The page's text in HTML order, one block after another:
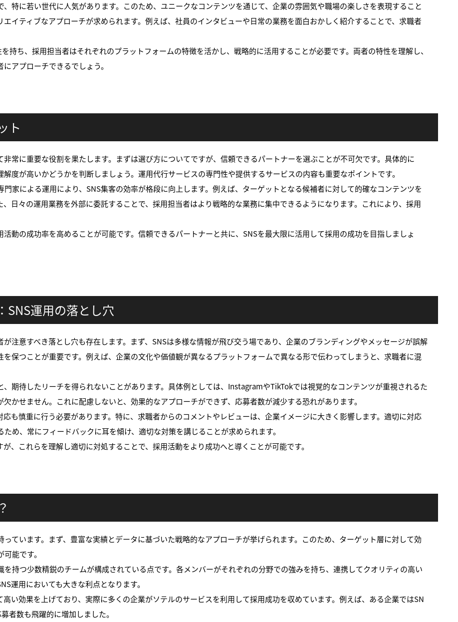
特に若い世代に人気があります。このため、ユニークなコンテンツを通じて、企業の雰囲気や職場の楽しさを表現すること
イティブなアプローチが求められます。例えば、社員のインタビューや日常の業務を面白おかしく紹介することで、求職者
持ち、採用担当者はそれぞれのプラットフォームの特徴を活かし、戦略的に活用することが必要です。両者の特性を理解し、
アプローチできるでしょう。
ト
常に重要な役割を果たします。まずは選び方についてですが、信頼できるパートナーを選ぶことが不可欠です。具体的に
度が高いかどうかを判断しましょう。運用代行サービスの専門性や提供するサービスの内容も重要なポイントです。
家による運用により、SNS集客の効率が格段に向上します。例えば、ターゲットとなる候補者に対して的確なコンテンツを
日々の運用業務を外部に委託することで、採用担当者はより戦略的な業務に集中できるようになります。これにより、採用
動の成功率を高めることが可能です。信頼できるパートナーと共に、SNSを最大限に活用して採用の成功を目指しましょ
SNS運用の落とし穴
注意すべき落とし穴も存在します。まず、SNSは多様な情報が飛び交う場であり、企業のブランディングやメッセージが誤解
保つことが重要です。例えば、企業の文化や価値観が異なるプラットフォームで異なる形で伝わってしまうと、求職者に混
期待したリーチを得られないことがあります。具体例としては、InstagramやTikTokでは視覚的なコンテンツが重視されるた
かせません。これに配慮しないと、効果的なアプローチができず、応募者数が減少する恐れがあります。
も慎重に行う必要があります。特に、求職者からのコメントやレビューは、企業イメージに大きく影響します。適切に対応
め、常にフィードバックに耳を傾け、適切な対策を講じることが求められます。
、これらを理解し適切に対処することで、採用活動をより成功へと導くことが可能です。
ています。まず、豊富な実績とデータに基づいた戦略的なアプローチが挙げられます。このため、ターゲット層に対して効
能です。
持つ少数精鋭のチームが構成されている点です。各メンバーがそれぞれの分野での強みを持ち、連携してクオリティの高い
運用においても大きな利点となります。
い効果を上げており、実際に多くの企業がソテルのサービスを利用して採用成功を収めています。例えば、ある企業ではSN
者数も飛躍的に増加しました。